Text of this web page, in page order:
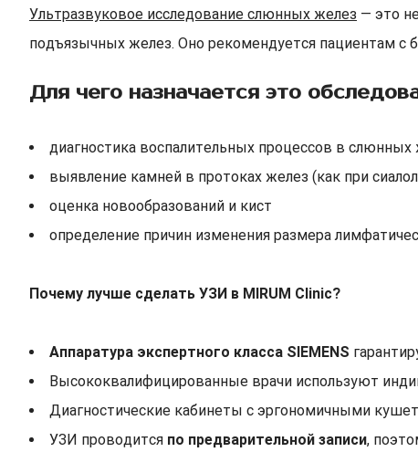
Ультразвуковое исследование слюнных желез — это
подъязычных желез. Оно рекомендуется пациентам с
Для чего назначается это
диагностика воспалительных процессов в
выявление камней в протоках желез (как при
оценка новообразований и кист
определение причин изменения размера
Почему лучше сделать УЗИ в MIRUM Clinic?
Аппаратура экспертного класса SIEMENS
Высококвалифицированные врачи используют
Диагностические кабинеты с эргономичными
УЗИ проводится по предварительной записи,